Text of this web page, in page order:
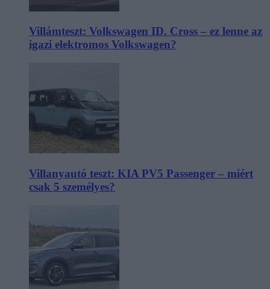
Villámteszt: Volkswagen ID. Cross – ez lenne az
igazi elektromos Volkswagen?
Villanyautó teszt: KIA PV5 Passenger – miért
csak 5 személyes?